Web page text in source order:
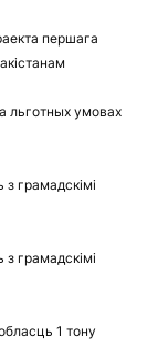
першага
льготных умовах
грамадскімі
грамадскімі
1 тону